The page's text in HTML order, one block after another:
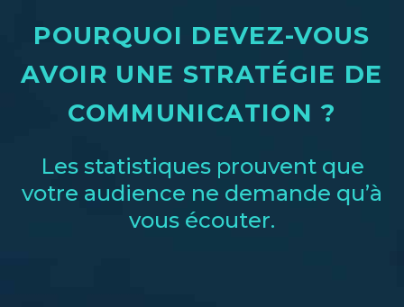
POURQUOI DEVEZ-VOUS
AVOIR UNE STRATÉGIE DE
COMMUNICATION ?
Les statistiques prouvent que
votre audience ne demande qu’à
vous écouter.